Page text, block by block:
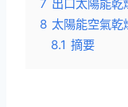
7 出口太陽能乾
8 太陽能空氣乾
8.1 摘要